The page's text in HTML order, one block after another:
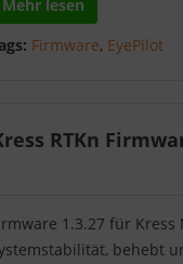
Mehr lesen
Firmware, EyePilot
RTKn
1.3.27 für
behebt